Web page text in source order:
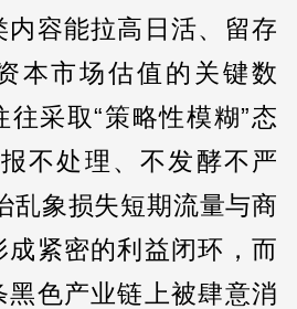
容能拉高日活、留存
本市场估值的关键数
采取“策略性模糊”态
不处理、不发酵不严
乱象损失短期流量与商
成紧密的利益闭环，而
黑色产业链上被肆意消